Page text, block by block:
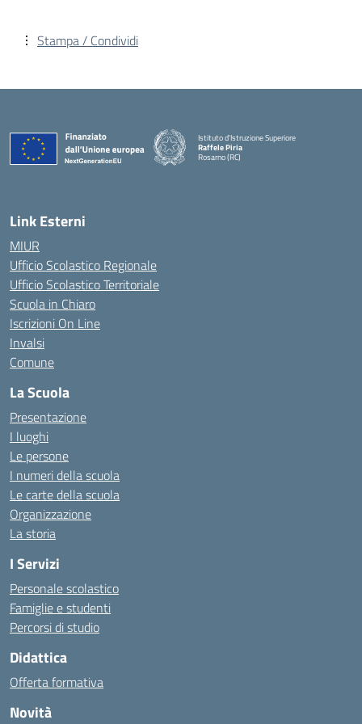
Stampa / Condividi
Istituto d'Istruzione Superiore
Raffele Piria
Rosarno (RC)
Link Esterni
MIUR
Ufficio Scolastico Regionale
Ufficio Scolastico Territoriale
Scuola in Chiaro
Iscrizioni On Line
Invalsi
Comune
La Scuola
Presentazione
I luoghi
Le persone
I numeri della scuola
Le carte della scuola
Organizzazione
La storia
I Servizi
Personale scolastico
Famiglie e studenti
Percorsi di studio
Didattica
Offerta formativa
Novità